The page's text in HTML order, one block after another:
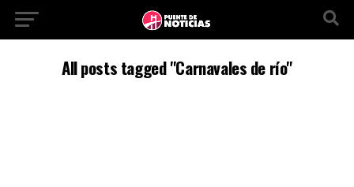
All posts tagged "Carnavales de río"